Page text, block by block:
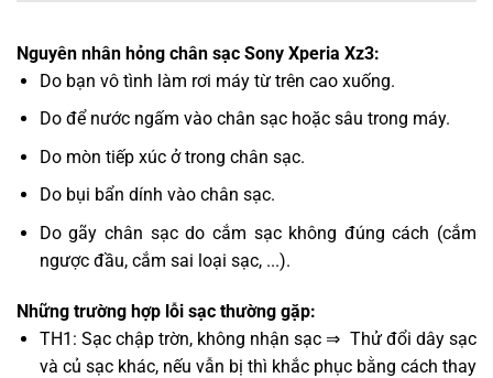
Nguyên nhân hỏng chân sạc Sony Xperia Xz3:
Do bạn vô tình làm rơi máy từ trên cao xuống.
Do để nước ngấm vào chân sạc hoặc sâu trong máy.
Do mòn tiếp xúc ở trong chân sạc.
Do bụi bẩn dính vào chân sạc.
Do gãy chân sạc do cắm sạc không đúng cách (cắm
ngược đầu, cắm sai loại sạc, ...).
Những trường hợp lỗi sạc thường gặp:
TH1: Sạc chập trờn, không nhận sạc ⇒ Thử đổi dây sạc
và củ sạc khác, nếu vẫn bị thì khắc phục bằng cách thay